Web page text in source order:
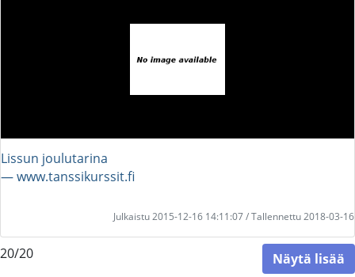
Lissun joulutarina
― www.tanssikurssit.fi
Julkaistu 2015-12-16 14:11:07 / Tallennettu 2018-03-16
20/20 Näytä lisää